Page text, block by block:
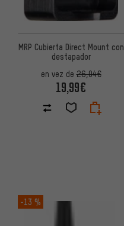
MRP Cubierta Direct Mount con
destapador
en vez de26,04€
19,99€
-13 %